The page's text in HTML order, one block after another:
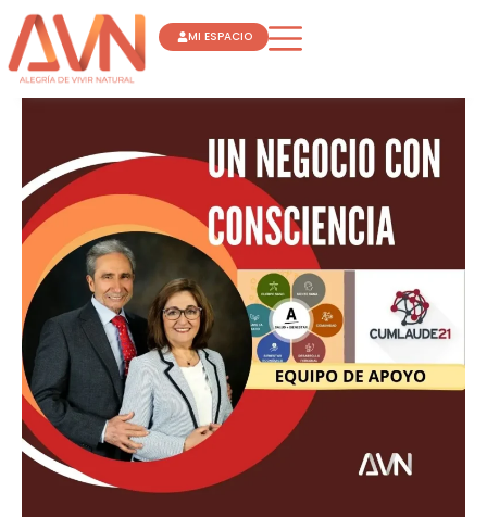
contenido
MI ESPACIO
CON
CONSCIENCIA